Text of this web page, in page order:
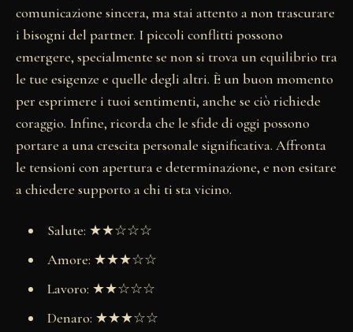
comunicazione sincera, ma stai attento a non trascurare
i bisogni del partner. I piccoli conflitti possono
emergere, specialmente se non si trova un equilibrio tra
le tue esigenze e quelle degli altri. È un buon momento
per esprimere i tuoi sentimenti, anche se ciò richiede
coraggio. Infine, ricorda che le sfide di oggi possono
portare a una crescita personale significativa. Affronta
le tensioni con apertura e determinazione, e non esitare
a chiedere supporto a chi ti sta vicino.
Salute: ★★☆☆☆
Amore: ★★★☆☆
Lavoro: ★★☆☆☆
Denaro: ★★★☆☆